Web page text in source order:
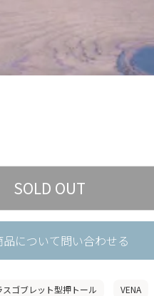
品について問い合わせる
スゴブレット型押トール VENA